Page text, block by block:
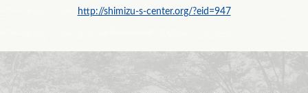
http://shimizu-s-center.org/?eid=947